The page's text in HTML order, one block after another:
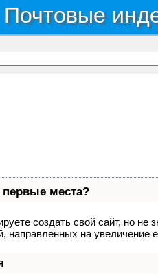
первые места?
создать свой сайт, но не
направленных на увеличение